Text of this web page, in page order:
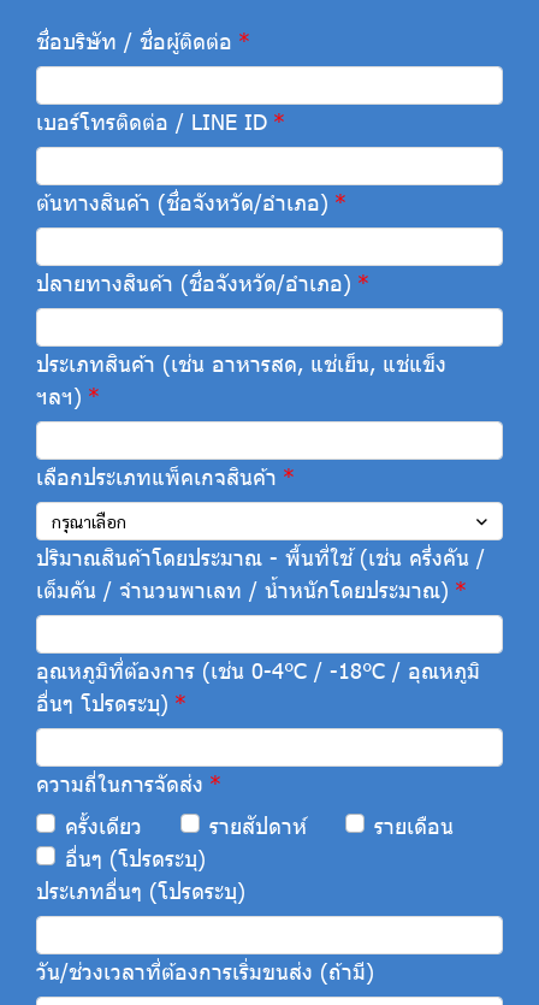
ชื่อบริษัท / ชื่อผู้ติดต่อ
เบอร์โทรติดต่อ / LINE ID
ต้นทางสินค้า (ชื่อจังหวัด/อำเภอ)
ปลายทางสินค้า (ชื่อจังหวัด/อำเภอ)
ประเภทสินค้า (เช่น อาหารสด, แช่เย็น, แช่แข็ง
ฯลฯ)
เลือกประเภทแพ็คเกจสินค้า
กรุณาเลือก
ปริมาณสินค้าโดยประมาณ - พื้นที่ใช้ (เช่น ครึ่งคัน /
เต็มคัน / จำนวนพาเลท / น้ำหนักโดยประมาณ)
อุณหภูมิที่ต้องการ (เช่น 0-4°C / -18°C / อุณหภูมิ
อื่นๆ โปรดระบุ)
ความถี่ในการจัดส่ง
ครั้งเดียว
รายสัปดาห์
รายเดือน
อื่นๆ (โปรดระบุ)
ประเภทอื่นๆ (โปรดระบุ)
วัน/ช่วงเวลาที่ต้องการเริ่มขนส่ง (ถ้ามี)